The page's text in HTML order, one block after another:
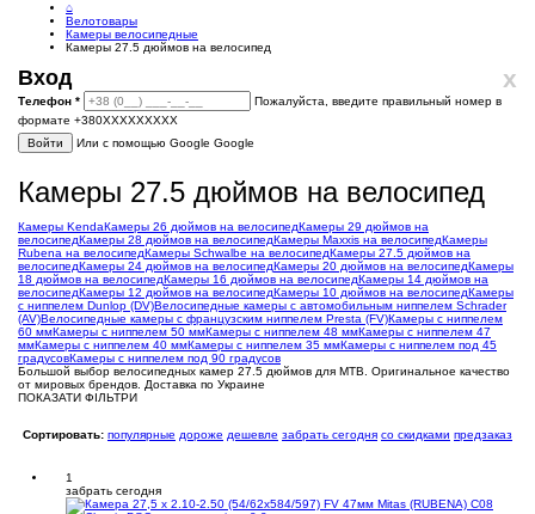
⌂
Велотовары
Камеры велосипедные
Камеры 27.5 дюймов на велосипед
x
Вход
Телефон *
Пожалуйста, введите правильный номер в
формате +380XXXXXXXXX
Войти
Или с помощью Google Google
Камеры 27.5 дюймов на велосипед
Камеры KendaКамеры 26 дюймов на велосипедКамеры 29 дюймов на
велосипедКамеры 28 дюймов на велосипедКамеры Maxxis на велосипедКамеры
Rubena на велосипедКамеры Schwalbe на велосипедКамеры 27.5 дюймов на
велосипедКамеры 24 дюймов на велосипедКамеры 20 дюймов на велосипедКамеры
18 дюймов на велосипедКамеры 16 дюймов на велосипедКамеры 14 дюймов на
велосипедКамеры 12 дюймов на велосипедКамеры 10 дюймов на велосипедКамеры
с ниппелем Dunlop (DV)Велосипедные камеры с автомобильным ниппелем Schrader
(AV)Велосипедные камеры с французским ниппелем Presta (FV)Камеры с ниппелем
60 ммКамеры с ниппелем 50 ммКамеры с ниппелем 48 ммКамеры с ниппелем 47
ммКамеры с ниппелем 40 ммКамеры с ниппелем 35 ммКамеры с ниппелем под 45
градусовКамеры с ниппелем под 90 градусов
Большой выбор велосипедных камер 27.5 дюймов для MTB. Оригинальное качество
от мировых брендов. Доставка по Украине
ПОКАЗАТИ ФІЛЬТРИ
Сортировать: популярные дороже дешевле забрать сегодня со скидками предзаказ
1
забрать сегодня